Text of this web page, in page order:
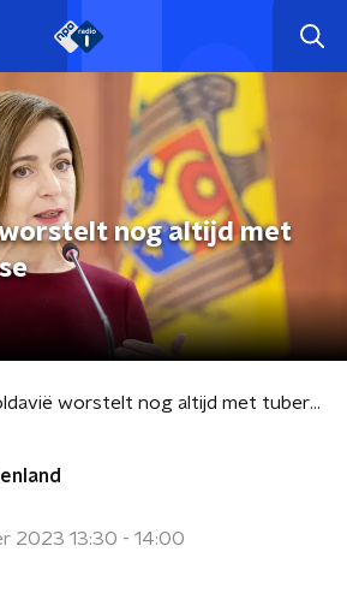
nog altijd met
Moldavië worstelt nog altijd met tuberculose
2023 13:30 - 14:00